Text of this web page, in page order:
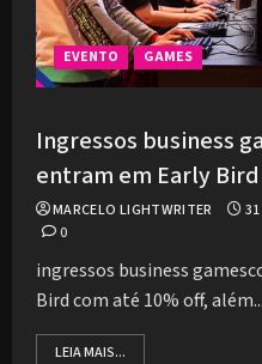
EVENTO GAMES
Ingressos business
entram em Early Bird
MARCELO LIGHTWRITER
0
ingressos business
Bird com até 10% off, além...
LEIA MAIS...